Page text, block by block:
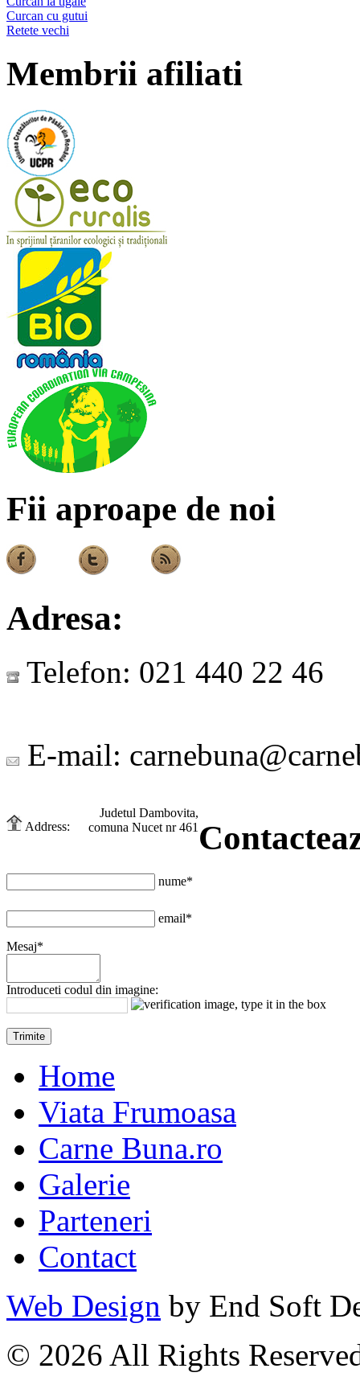
Curcan cu gutui
Retete vechi
Membrii afiliati
Fii aproape de noi
Adresa:
Telefon: 021 440 22 46
E-mail:
Address:
Judetul Dambovita,
comuna Nucet nr 461
nume*
email*
Mesaj*
Introduceti codul din imagine:
Home
Viata Frumoasa
Carne Buna.ro
Galerie
Parteneri
Contact
Web Design by End Soft
© 2026 All Rights